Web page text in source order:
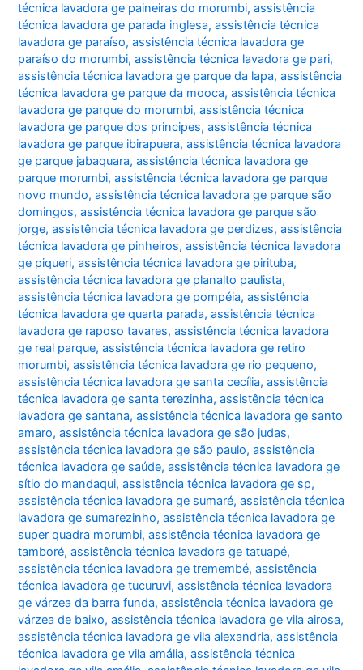
técnica lavadora ge paineiras do morumbi,assistência
técnica lavadora ge parada inglesa,assistência técnica
lavadora ge paraíso,assistência técnica lavadora ge
paraíso do morumbi,assistência técnica lavadora ge pari,
assistência técnica lavadora ge parque da lapa,assistência
técnica lavadora ge parque da mooca,assistência técnica
lavadora ge parque do morumbi,assistência técnica
lavadora ge parque dos principes,assistência técnica
lavadora ge parque ibirapuera,assistência técnica lavadora
ge parque jabaquara,assistência técnica lavadora ge
parque morumbi,assistência técnica lavadora ge parque
novo mundo,assistência técnica lavadora ge parque são
domingos,assistência técnica lavadora ge parque são
jorge,assistência técnica lavadora ge perdizes,assistência
técnica lavadora ge pinheiros,assistência técnica lavadora
ge piqueri,assistência técnica lavadora ge pirituba,
assistência técnica lavadora ge planalto paulista,
assistência técnica lavadora ge pompéia,assistência
técnica lavadora ge quarta parada,assistência técnica
lavadora ge raposo tavares,assistência técnica lavadora
ge real parque,assistência técnica lavadora ge retiro
morumbi,assistência técnica lavadora ge rio pequeno,
assistência técnica lavadora ge santa cecília,assistência
técnica lavadora ge santa terezinha,assistência técnica
lavadora ge santana,assistência técnica lavadora ge santo
amaro,assistência técnica lavadora ge são judas,
assistência técnica lavadora ge são paulo,assistência
técnica lavadora ge saúde,assistência técnica lavadora ge
sítio do mandaqui,assistência técnica lavadora ge sp,
assistência técnica lavadora ge sumaré,assistência técnica
lavadora ge sumarezinho,assistência técnica lavadora ge
super quadra morumbi,assistência técnica lavadora ge
tamboré,assistência técnica lavadora ge tatuapé,
assistência técnica lavadora ge tremembé,assistência
técnica lavadora ge tucuruvi,assistência técnica lavadora
ge várzea da barra funda,assistência técnica lavadora ge
várzea de baixo,assistência técnica lavadora ge vila airosa,
assistência técnica lavadora ge vila alexandria,assistência
técnica lavadora ge vila amália,assistência técnica